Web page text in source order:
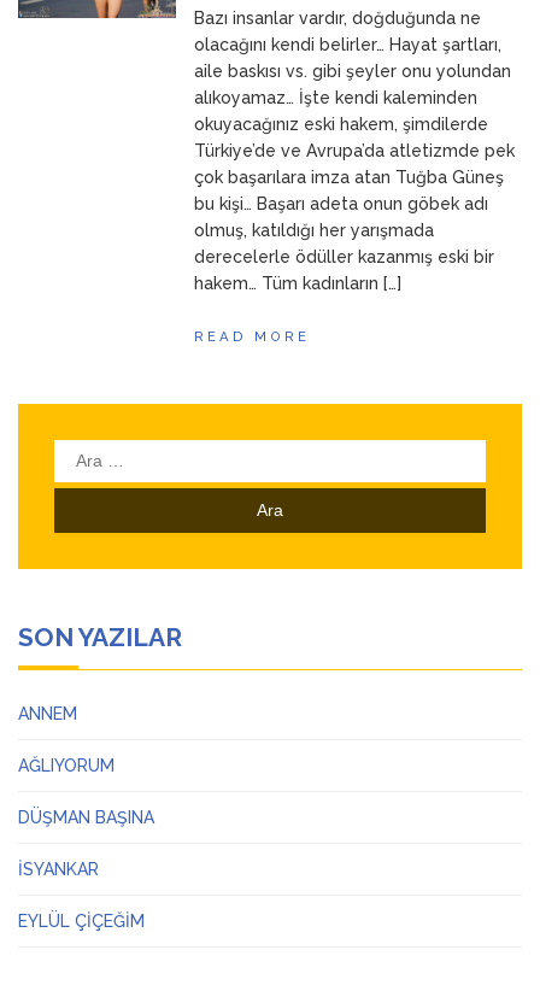
23 Mart 2026 ANNEMBazı insanlar vardır, doğduğunda ne
olacağını kendi belirler… Hayat şartları,
aile baskısı vs. gibi şeyler onu yolundan
alıkoyamaz… İşte kendi kaleminden
okuyacağınız eski hakem, şimdilerde
Türkiye’de ve Avrupa’da atletizmde pek
çok başarılara imza atan Tuğba Güneş
bu kişi… Başarı adeta onun göbek adı
olmuş, katıldığı her yarışmada
derecelerle ödüller kazanmış eski bir
hakem… Tüm kadınların […]
READ MORE
Arama:
SON YAZILAR
ANNEM
AĞLIYORUM
DÜŞMAN BAŞINA
İSYANKAR
EYLÜL ÇİÇEĞİM